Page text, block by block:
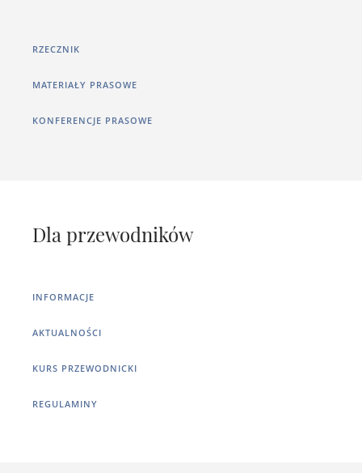
RZECZNIK
MATERIAŁY PRASOWE
KONFERENCJE PRASOWE
Dla przewodników
INFORMACJE
AKTUALNOŚCI
KURS PRZEWODNICKI
REGULAMINY